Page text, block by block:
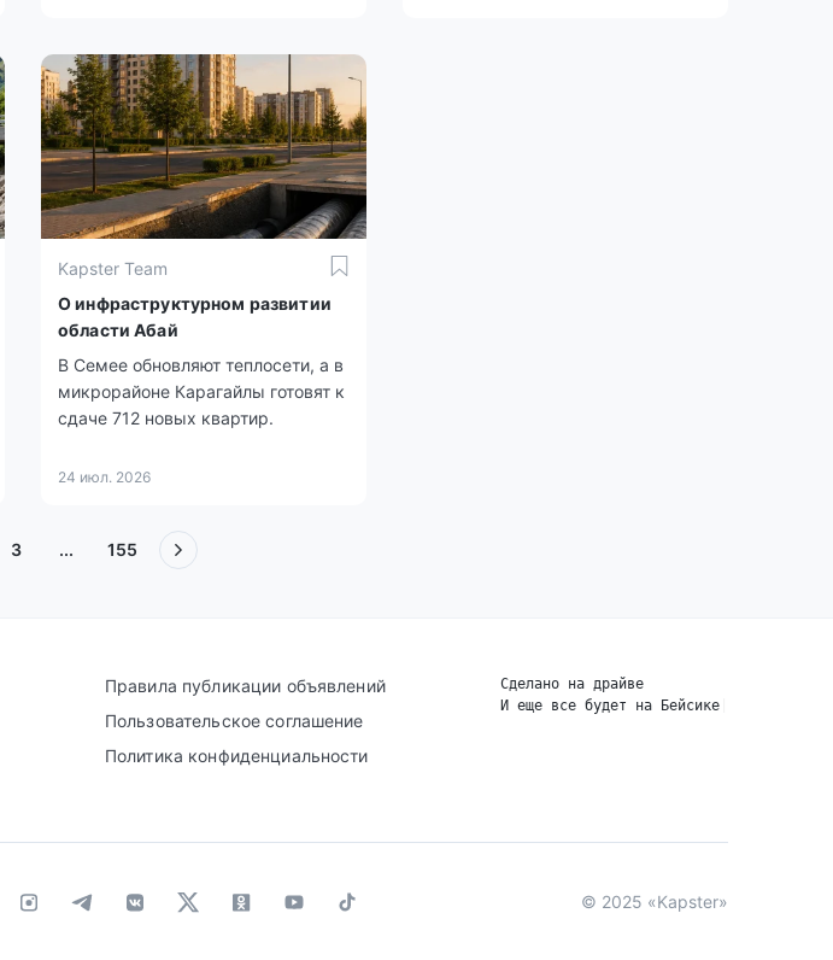
Kapster Team
О инфраструктурном развитии
области Абай
В Семее обновляют теплосети, а в
микрорайоне Карагайлы готовят к
сдаче 712 новых квартир.
24 июл. 2026
3 ... 155
Правила публикации объявлений
Пользовательское соглашение
Политика конфиденциальности
Сделано на драйве
И еще все будет на Бейсике
© 2025 «Kapster»